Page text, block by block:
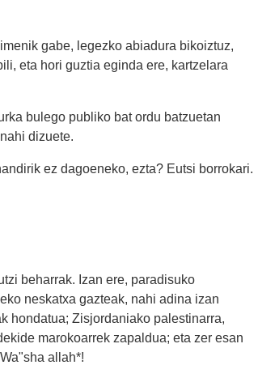
gabe, legezko abiadura bikoiztuz,
eta hori guztia eginda ere, kartzelara
bulego publiko bat ordu batzuetan
dizuete.
ez dagoeneko, ezta? Eutsi borrokari.
beharrak. Izan ere, paradisuko
neskatxa gazteak, nahi adina izan
hondatua; Zisjordaniako palestinarra,
marokoarrek zapaldua; eta zer esan
allah*!